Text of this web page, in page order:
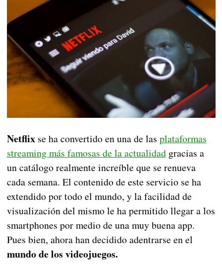
Netflixse ha convertido en una de las plataformas
streaming más famosas de la actualidadgracias a
un catálogo realmente increíble que se renueva
cada semana. El contenido de este servicio se ha
extendido por todo el mundo, y la facilidad de
visualización del mismo le ha permitido llegar a los
smartphones por medio de una muy buena app.
Pues bien, ahora han decidido adentrarse en el
mundo de los videojuegos.